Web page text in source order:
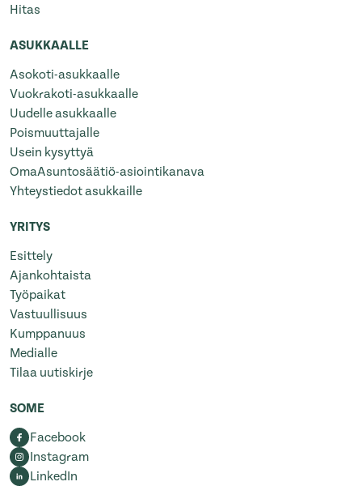
Hitas
ASUKKAALLE
Asokoti-asukkaalle
Vuokrakoti-asukkaalle
Uudelle asukkaalle
Poismuuttajalle
Usein kysyttyä
OmaAsuntosäätiö-asiointikanava
Yhteystiedot asukkaille
YRITYS
Esittely
Ajankohtaista
Työpaikat
Vastuullisuus
Kumppanuus
Medialle
Tilaa uutiskirje
SOME
Facebook
Instagram
LinkedIn